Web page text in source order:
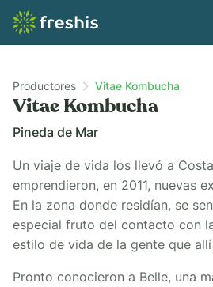
Productores Vitae Kombucha
Vitae Kombucha
Pineda de Mar
Un viaje de vida los llevó a
emprendieron, en 2011, nuevas
En la zona donde residían, se
especial fruto del contacto con
estilo de vida de la gente que
Pronto conocieron a Belle, una